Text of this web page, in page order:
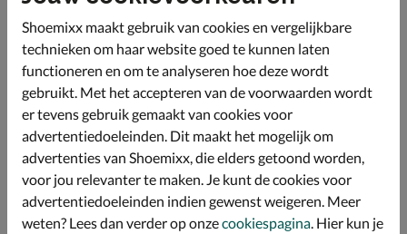
combinatie zorgt voor een goede doorademing en fijn
draagcomfort.
Voorzien van een licht voorgevormd foam-voetbed met
leren upper en perforatie onder de bal van de voet. Dit
biedt optimale demping en zorgt door de vocht- en
warmteregulerende werking van het leer voor een goed
voetklimaat. Zo blijven de voeten en schoenen langer
fris en droog.
Bovendien is het voetbed uitneembaar waardoor de
sneaker geschikt is voor het gebruik van eigen
steunzolen.
Shoemixx maakt gebruik van cookies en vergelijkbare
technieken om haar website goed te kunnen laten
functioneren en om te analyseren hoe deze wordt
gebruikt. Met het accepteren van de voorwaarden wordt
er tevens gebruik gemaakt van cookies voor
advertentiedoeleinden. Dit maakt het mogelijk om
advertenties van Shoemixx, die elders getoond worden,
voor jou relevanter te maken. Je kunt de cookies voor
advertentiedoeleinden indien gewenst weigeren. Meer
weten? Lees dan verder op onzecookiespagina. Hier kun je